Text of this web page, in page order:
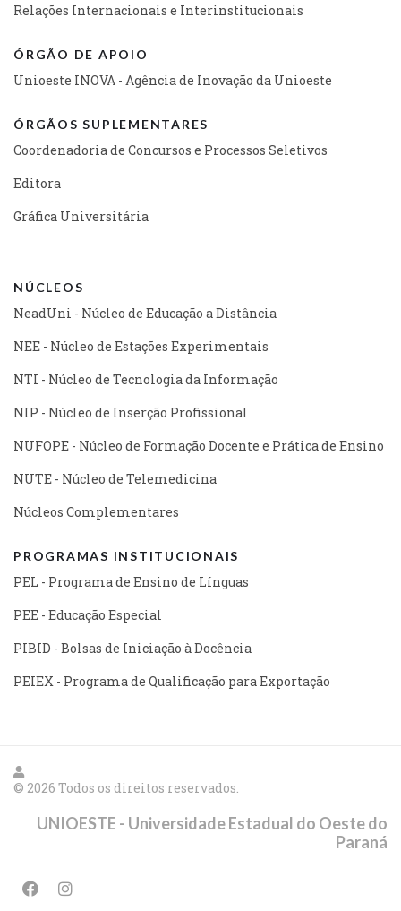
Relações Internacionais e Interinstitucionais
ÓRGÃO DE APOIO
Unioeste INOVA - Agência de Inovação da Unioeste
ÓRGÃOS SUPLEMENTARES
Coordenadoria de Concursos e Processos Seletivos
Editora
Gráfica Universitária
NÚCLEOS
NeadUni - Núcleo de Educação a Distância
NEE - Núcleo de Estações Experimentais
NTI - Núcleo de Tecnologia da Informação
NIP - Núcleo de Inserção Profissional
NUFOPE - Núcleo de Formação Docente e Prática de Ensino
NUTE - Núcleo de Telemedicina
Núcleos Complementares
PROGRAMAS INSTITUCIONAIS
PEL - Programa de Ensino de Línguas
PEE - Educação Especial
PIBID - Bolsas de Iniciação à Docência
PEIEX - Programa de Qualificação para Exportação
© 2026 Todos os direitos reservados.
UNIOESTE - Universidade Estadual do Oeste do
Paraná